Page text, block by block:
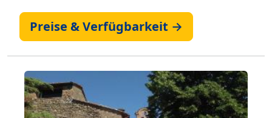
Preise & Verfügbarkeit →